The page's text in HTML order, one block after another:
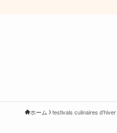
ホーム festivals culinaires d’hiver